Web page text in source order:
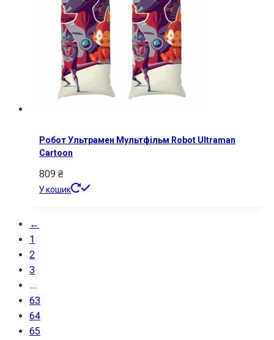
Робот Ультрамен Мультфільм Robot Ultraman
Cartoon
809 ₴
У кошик
←
1
2
3
...
63
64
65